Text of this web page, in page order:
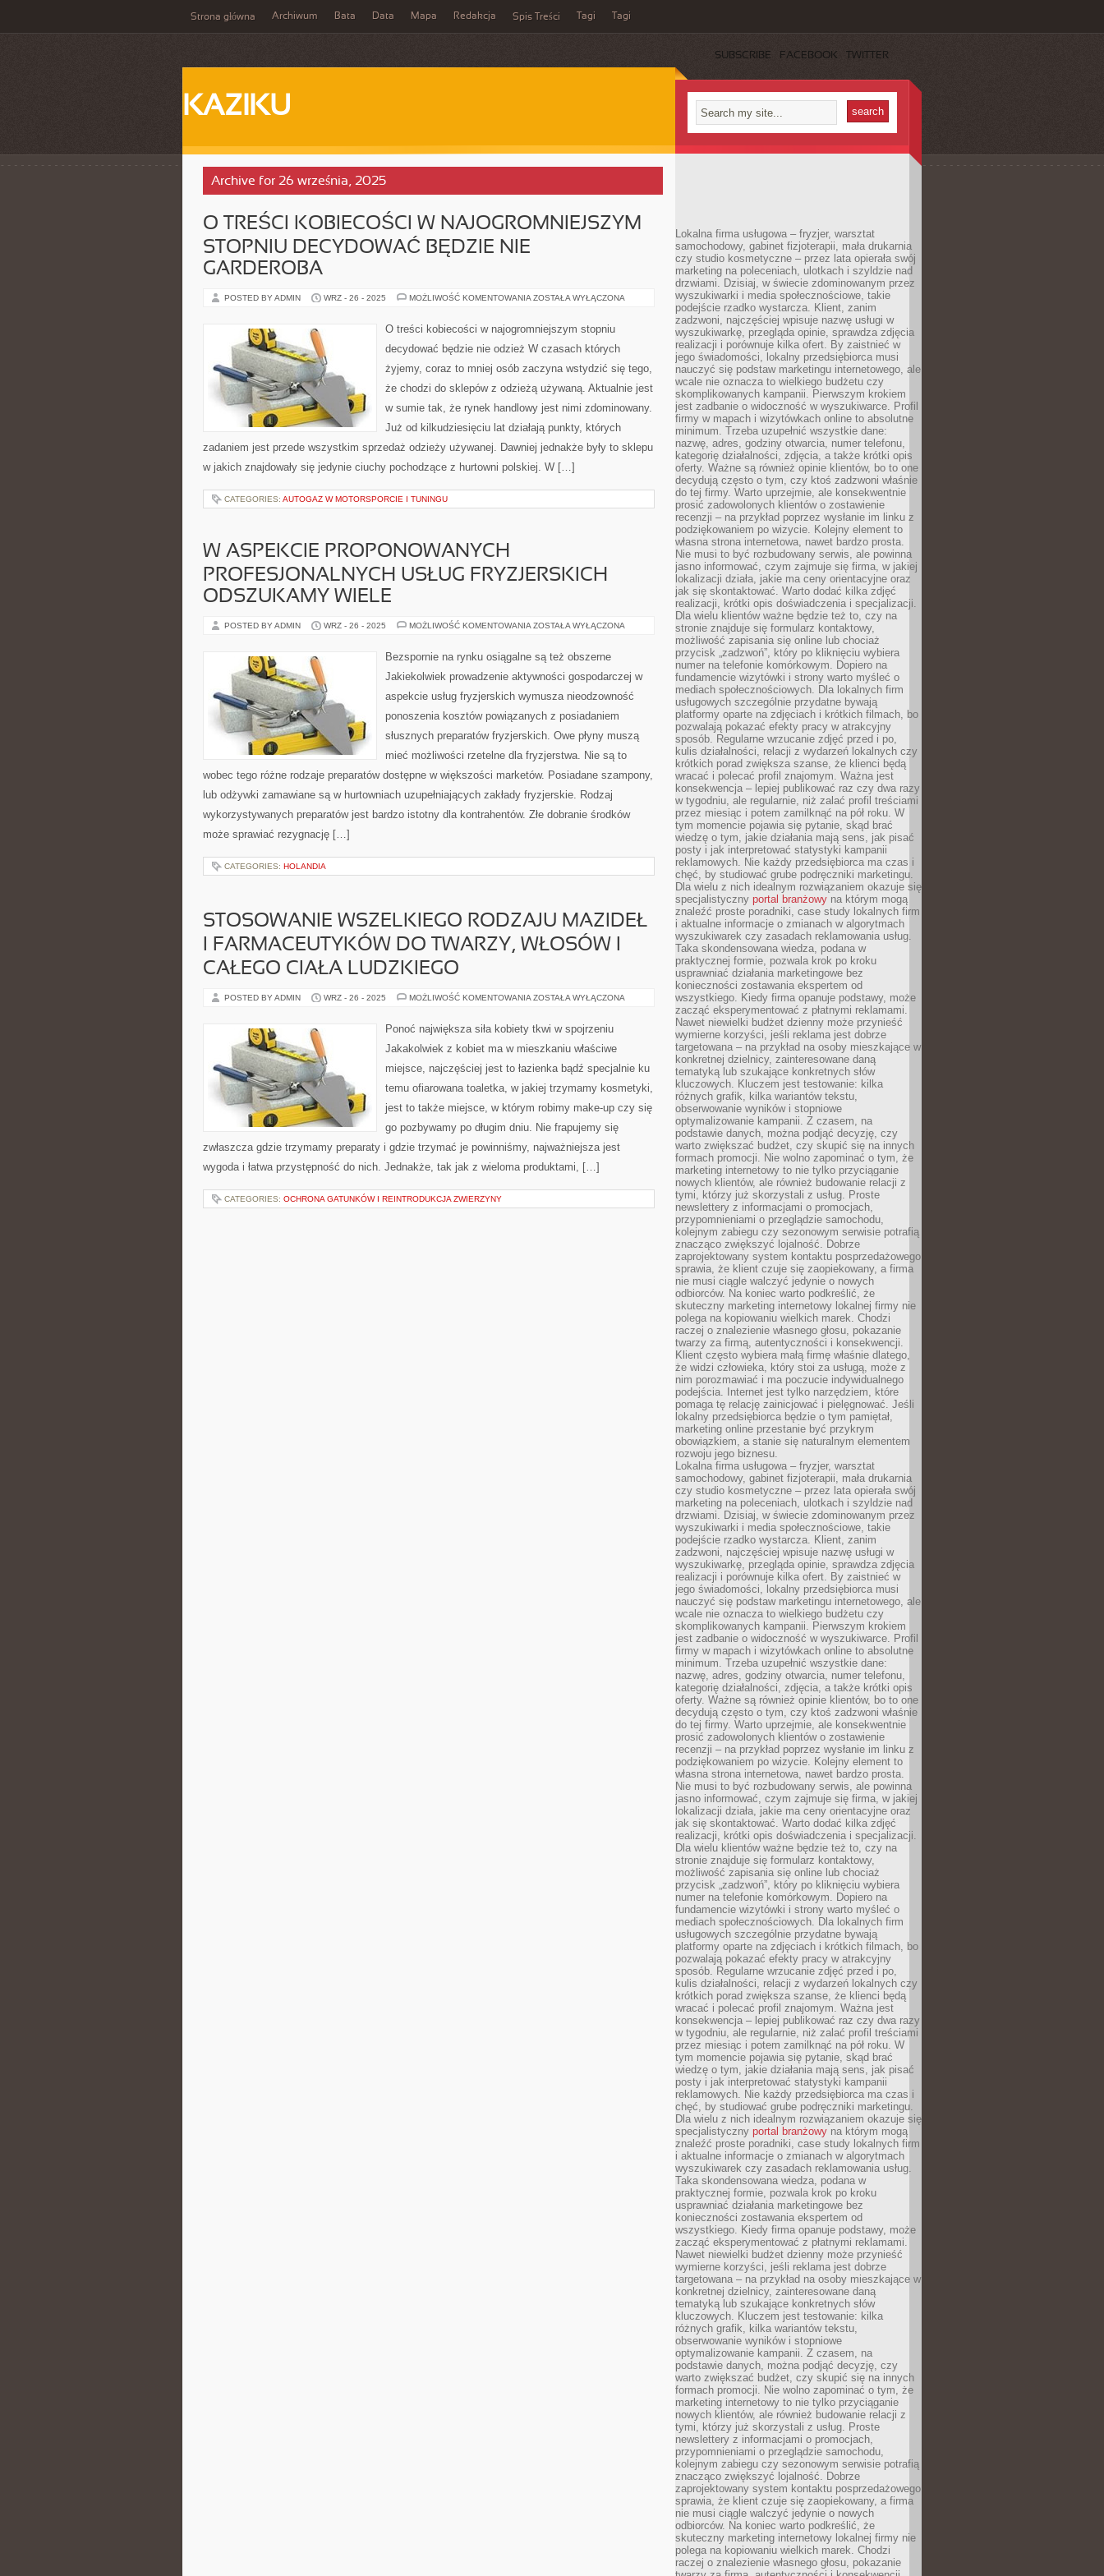
Strona główna Archiwum Bata Data Mapa Redakcja Spis Treści Tagi Tagi
SUBSCRIBE FACEBOOK TWITTER
KAZIKU
Archive for 26 września, 2025
O TREŚCI KOBIECOŚCI W NAJOGROMNIEJSZYM
STOPNIU DECYDOWAĆ BĘDZIE NIE
GARDEROBA
POSTED BY ADMIN WRZ - 26 - 2025 MOŻLIWOŚĆ KOMENTOWANIA O
NAJOGROMNIEJSZYM
DECYDOWAĆ
NIE
ZOSTAŁA WYŁĄCZONA
O treści kobiecości w najogromniejszym stopniu
decydować będzie nie odzież W czasach których
żyjemy, coraz to mniej osób zaczyna wstydzić się tego,
że chodzi do sklepów z odzieżą używaną. Aktualnie jest
w sumie tak, że rynek handlowy jest nimi zdominowany.
Już od kilkudziesięciu lat działają punkty, których
zadaniem jest przede wszystkim sprzedaż odzieży używanej. Dawniej jednakże były to sklepu
w jakich znajdowały się jedynie ciuchy pochodzące z hurtowni polskiej. W […]
CATEGORIES: AUTOGAZ W MOTORSPORCIE I TUNINGU
W ASPEKCIE PROPONOWANYCH
PROFESJONALNYCH USŁUG FRYZJERSKICH
ODSZUKAMY WIELE
POSTED BY ADMIN WRZ - 26 - 2025 MOŻLIWOŚĆ KOMENTOWANIA W
PROFESJONALNYCH
USŁUG
ODSZUKAMY
ZOSTAŁA WYŁĄCZONA
Bezspornie na rynku osiągalne są też obszerne
Jakiekolwiek prowadzenie aktywności gospodarczej w
aspekcie usług fryzjerskich wymusza nieodzowność
ponoszenia kosztów powiązanych z posiadaniem
słusznych preparatów fryzjerskich. Owe płyny muszą
mieć możliwości rzetelne dla fryzjerstwa. Nie są to
wobec tego różne rodzaje preparatów dostępne w większości marketów. Posiadane szampony,
lub odżywki zamawiane są w hurtowniach uzupełniających zakłady fryzjerskie. Rodzaj
wykorzystywanych preparatów jest bardzo istotny dla kontrahentów. Złe dobranie środków
może sprawiać rezygnację […]
CATEGORIES: HOLANDIA
STOSOWANIE WSZELKIEGO RODZAJU MAZIDEŁ
I FARMACEUTYKÓW DO TWARZY, WŁOSÓW I
CAŁEGO CIAŁA LUDZKIEGO
POSTED BY ADMIN WRZ - 26 - 2025 MOŻLIWOŚĆ KOMENTOWANIA STOSOWANIE
MAZIDEŁ
I
DO
WŁOSÓW
CAŁEGO
CIAŁA
LUDZKIEGO
ZOSTAŁA WYŁĄCZONA
Ponoć największa siła kobiety tkwi w spojrzeniu
Jakakolwiek z kobiet ma w mieszkaniu właściwe
miejsce, najczęściej jest to łazienka bądź specjalnie ku
temu ofiarowana toaletka, w jakiej trzymamy kosmetyki,
jest to także miejsce, w którym robimy make-up czy się
go pozbywamy po długim dniu. Nie frapujemy się
zwłaszcza gdzie trzymamy preparaty i gdzie trzymać je powinniśmy, najważniejsza jest
wygoda i łatwa przystępność do nich. Jednakże, tak jak z wieloma produktami, […]
CATEGORIES: OCHRONA GATUNKÓW I REINTRODUKCJA ZWIERZYNY
Lokalna firma usługowa – fryzjer, warsztat
samochodowy, gabinet fizjoterapii, mała drukarnia
czy studio kosmetyczne – przez lata opierała swój
marketing na poleceniach, ulotkach i szyldzie nad
drzwiami. Dzisiaj, w świecie zdominowanym przez
wyszukiwarki i media społecznościowe, takie
podejście rzadko wystarcza. Klient, zanim
zadzwoni, najczęściej wpisuje nazwę usługi w
wyszukiwarkę, przegląda opinie, sprawdza zdjęcia
realizacji i porównuje kilka ofert. By zaistnieć w
jego świadomości, lokalny przedsiębiorca musi
nauczyć się podstaw marketingu internetowego, ale
wcale nie oznacza to wielkiego budżetu czy
skomplikowanych kampanii. Pierwszym krokiem
jest zadbanie o widoczność w wyszukiwarce. Profil
firmy w mapach i wizytówkach online to absolutne
minimum. Trzeba uzupełnić wszystkie dane:
nazwę, adres, godziny otwarcia, numer telefonu,
kategorię działalności, zdjęcia, a także krótki opis
oferty. Ważne są również opinie klientów, bo to one
decydują często o tym, czy ktoś zadzwoni właśnie
do tej firmy. Warto uprzejmie, ale konsekwentnie
prosić zadowolonych klientów o zostawienie
recenzji – na przykład poprzez wysłanie im linku z
podziękowaniem po wizycie. Kolejny element to
własna strona internetowa, nawet bardzo prosta.
Nie musi to być rozbudowany serwis, ale powinna
jasno informować, czym zajmuje się firma, w jakiej
lokalizacji działa, jakie ma ceny orientacyjne oraz
jak się skontaktować. Warto dodać kilka zdjęć
realizacji, krótki opis doświadczenia i specjalizacji.
Dla wielu klientów ważne będzie też to, czy na
stronie znajduje się formularz kontaktowy,
możliwość zapisania się online lub chociaż
przycisk „zadzwoń”, który po kliknięciu wybiera
numer na telefonie komórkowym. Dopiero na
fundamencie wizytówki i strony warto myśleć o
mediach społecznościowych. Dla lokalnych firm
usługowych szczególnie przydatne bywają
platformy oparte na zdjęciach i krótkich filmach, bo
pozwalają pokazać efekty pracy w atrakcyjny
sposób. Regularne wrzucanie zdjęć przed i po,
kulis działalności, relacji z wydarzeń lokalnych czy
krótkich porad zwiększa szanse, że klienci będą
wracać i polecać profil znajomym. Ważna jest
konsekwencja – lepiej publikować raz czy dwa razy
w tygodniu, ale regularnie, niż zalać profil treściami
przez miesiąc i potem zamilknąć na pół roku. W
tym momencie pojawia się pytanie, skąd brać
wiedzę o tym, jakie działania mają sens, jak pisać
posty i jak interpretować statystyki kampanii
reklamowych. Nie każdy przedsiębiorca ma czas i
chęć, by studiować grube podręczniki marketingu.
Dla wielu z nich idealnym rozwiązaniem okazuje się
specjalistyczny portal branżowy na którym mogą
znaleźć proste poradniki, case study lokalnych firm
i aktualne informacje o zmianach w algorytmach
wyszukiwarek czy zasadach reklamowania usług.
Taka skondensowana wiedza, podana w
praktycznej formie, pozwala krok po kroku
usprawniać działania marketingowe bez
konieczności zostawania ekspertem od
wszystkiego. Kiedy firma opanuje podstawy, może
zacząć eksperymentować z płatnymi reklamami.
Nawet niewielki budżet dzienny może przynieść
wymierne korzyści, jeśli reklama jest dobrze
targetowana – na przykład na osoby mieszkające w
konkretnej dzielnicy, zainteresowane daną
tematyką lub szukające konkretnych słów
kluczowych. Kluczem jest testowanie: kilka
różnych grafik, kilka wariantów tekstu,
obserwowanie wyników i stopniowe
optymalizowanie kampanii. Z czasem, na
podstawie danych, można podjąć decyzję, czy
warto zwiększać budżet, czy skupić się na innych
formach promocji. Nie wolno zapominać o tym, że
marketing internetowy to nie tylko przyciąganie
nowych klientów, ale również budowanie relacji z
tymi, którzy już skorzystali z usług. Proste
newslettery z informacjami o promocjach,
przypomnieniami o przeglądzie samochodu,
kolejnym zabiegu czy sezonowym serwisie potrafią
znacząco zwiększyć lojalność. Dobrze
zaprojektowany system kontaktu posprzedażowego
sprawia, że klient czuje się zaopiekowany, a firma
nie musi ciągle walczyć jedynie o nowych
odbiorców. Na koniec warto podkreślić, że
skuteczny marketing internetowy lokalnej firmy nie
polega na kopiowaniu wielkich marek. Chodzi
raczej o znalezienie własnego głosu, pokazanie
twarzy za firmą, autentyczności i konsekwencji.
Klient często wybiera małą firmę właśnie dlatego,
że widzi człowieka, który stoi za usługą, może z
nim porozmawiać i ma poczucie indywidualnego
podejścia. Internet jest tylko narzędziem, które
pomaga tę relację zainicjować i pielęgnować. Jeśli
lokalny przedsiębiorca będzie o tym pamiętał,
marketing online przestanie być przykrym
obowiązkiem, a stanie się naturalnym elementem
rozwoju jego biznesu.
Lokalna firma usługowa – fryzjer, warsztat
samochodowy, gabinet fizjoterapii, mała drukarnia
czy studio kosmetyczne – przez lata opierała swój
marketing na poleceniach, ulotkach i szyldzie nad
drzwiami. Dzisiaj, w świecie zdominowanym przez
wyszukiwarki i media społecznościowe, takie
podejście rzadko wystarcza. Klient, zanim
zadzwoni, najczęściej wpisuje nazwę usługi w
wyszukiwarkę, przegląda opinie, sprawdza zdjęcia
realizacji i porównuje kilka ofert. By zaistnieć w
jego świadomości, lokalny przedsiębiorca musi
nauczyć się podstaw marketingu internetowego, ale
wcale nie oznacza to wielkiego budżetu czy
skomplikowanych kampanii. Pierwszym krokiem
jest zadbanie o widoczność w wyszukiwarce. Profil
firmy w mapach i wizytówkach online to absolutne
minimum. Trzeba uzupełnić wszystkie dane:
nazwę, adres, godziny otwarcia, numer telefonu,
kategorię działalności, zdjęcia, a także krótki opis
oferty. Ważne są również opinie klientów, bo to one
decydują często o tym, czy ktoś zadzwoni właśnie
do tej firmy. Warto uprzejmie, ale konsekwentnie
prosić zadowolonych klientów o zostawienie
recenzji – na przykład poprzez wysłanie im linku z
podziękowaniem po wizycie. Kolejny element to
własna strona internetowa, nawet bardzo prosta.
Nie musi to być rozbudowany serwis, ale powinna
jasno informować, czym zajmuje się firma, w jakiej
lokalizacji działa, jakie ma ceny orientacyjne oraz
jak się skontaktować. Warto dodać kilka zdjęć
realizacji, krótki opis doświadczenia i specjalizacji.
Dla wielu klientów ważne będzie też to, czy na
stronie znajduje się formularz kontaktowy,
możliwość zapisania się online lub chociaż
przycisk „zadzwoń”, który po kliknięciu wybiera
numer na telefonie komórkowym. Dopiero na
fundamencie wizytówki i strony warto myśleć o
mediach społecznościowych. Dla lokalnych firm
usługowych szczególnie przydatne bywają
platformy oparte na zdjęciach i krótkich filmach, bo
pozwalają pokazać efekty pracy w atrakcyjny
sposób. Regularne wrzucanie zdjęć przed i po,
kulis działalności, relacji z wydarzeń lokalnych czy
krótkich porad zwiększa szanse, że klienci będą
wracać i polecać profil znajomym. Ważna jest
konsekwencja – lepiej publikować raz czy dwa razy
w tygodniu, ale regularnie, niż zalać profil treściami
przez miesiąc i potem zamilknąć na pół roku. W
tym momencie pojawia się pytanie, skąd brać
wiedzę o tym, jakie działania mają sens, jak pisać
posty i jak interpretować statystyki kampanii
reklamowych. Nie każdy przedsiębiorca ma czas i
chęć, by studiować grube podręczniki marketingu.
Dla wielu z nich idealnym rozwiązaniem okazuje się
specjalistyczny portal branżowy na którym mogą
znaleźć proste poradniki, case study lokalnych firm
i aktualne informacje o zmianach w algorytmach
wyszukiwarek czy zasadach reklamowania usług.
Taka skondensowana wiedza, podana w
praktycznej formie, pozwala krok po kroku
usprawniać działania marketingowe bez
konieczności zostawania ekspertem od
wszystkiego. Kiedy firma opanuje podstawy, może
zacząć eksperymentować z płatnymi reklamami.
Nawet niewielki budżet dzienny może przynieść
wymierne korzyści, jeśli reklama jest dobrze
targetowana – na przykład na osoby mieszkające w
konkretnej dzielnicy, zainteresowane daną
tematyką lub szukające konkretnych słów
kluczowych. Kluczem jest testowanie: kilka
różnych grafik, kilka wariantów tekstu,
obserwowanie wyników i stopniowe
optymalizowanie kampanii. Z czasem, na
podstawie danych, można podjąć decyzję, czy
warto zwiększać budżet, czy skupić się na innych
formach promocji. Nie wolno zapominać o tym, że
marketing internetowy to nie tylko przyciąganie
nowych klientów, ale również budowanie relacji z
tymi, którzy już skorzystali z usług. Proste
newslettery z informacjami o promocjach,
przypomnieniami o przeglądzie samochodu,
kolejnym zabiegu czy sezonowym serwisie potrafią
znacząco zwiększyć lojalność. Dobrze
zaprojektowany system kontaktu posprzedażowego
sprawia, że klient czuje się zaopiekowany, a firma
nie musi ciągle walczyć jedynie o nowych
odbiorców. Na koniec warto podkreślić, że
skuteczny marketing internetowy lokalnej firmy nie
polega na kopiowaniu wielkich marek. Chodzi
raczej o znalezienie własnego głosu, pokazanie